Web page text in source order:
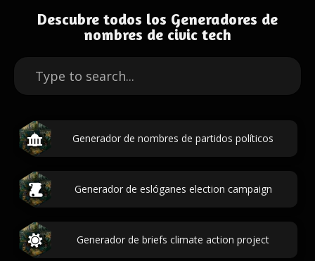
Descubre todos los Generadores de
nombres de civic tech
Generador de nombres de partidos políticos
Generador de eslóganes election campaign
Generador de briefs climate action project